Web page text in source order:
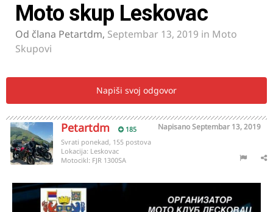
Moto skup Leskovac
Od člana Petartdm, Septembar 13, 2019 in Moto
Skupovi
Napiši svoj odgovor
Petartdm 185 NapisanoSeptembar 13, 2019
Svrati ponekad, 155 postova
Lokacija: Leskovac
Motocikl: FJR 1300SA